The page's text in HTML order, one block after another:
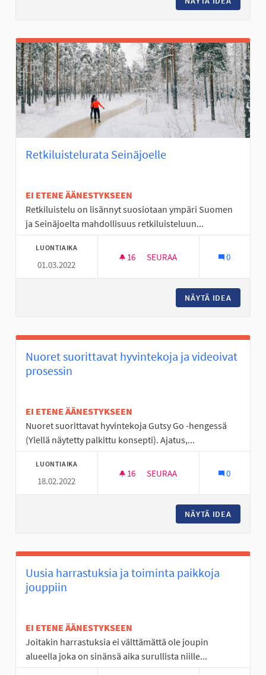
Retkiluistelurata Seinäjoelle
EI ETENE ÄÄNESTYKSEEN
Retkiluistelu on lisännyt suosiotaan ympäri Suomen
ja Seinäjoelta mahdollisuus retkiluisteluun...
LUONTIAIKA
01.03.2022
16 16 SEURAAJAA
SEURAA 0
NÄYTÄ IDEA
Nuoret suorittavat hyvintekoja ja videoivat
prosessin
EI ETENE ÄÄNESTYKSEEN
Nuoret suorittavat hyvintekoja Gutsy Go -hengessä
(Ylellä näytetty palkittu konsepti). Ajatus,...
LUONTIAIKA
18.02.2022
16 16 SEURAAJAA
SEURAA 0
NÄYTÄ IDEA
Uusia harrastuksia ja toiminta paikkoja
jouppiin
EI ETENE ÄÄNESTYKSEEN
Joitakin harrastuksia ei välttämättä ole joupin
alueella joka on sinänsä aika surullista niille...